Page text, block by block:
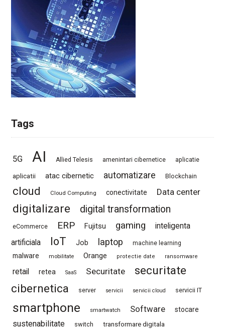
Tags
5G AI Allied Telesis amenintari cibernetice aplicatie
aplicatii atac cibernetic automatizare Blockchain
cloud Cloud Computing conectivitate Data center
digitalizare digital transformation
eCommerce ERP Fujitsu gaming
inteligenta
artificiala
IoT Job laptop machine learning
malware mobilitate Orange protectie date ransomware
retail retea SaaS Securitate
securitate
cibernetica
server servicii servicii cloud servicii IT
smartphone smartwatch Software stocare
sustenabilitate switch transformare digitala